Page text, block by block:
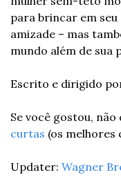
para brincar em
amizade – mas
mundo além de sua
Escrito e dirigido
Se você gostou, não
curtas (os melhores
Updater: Wagner